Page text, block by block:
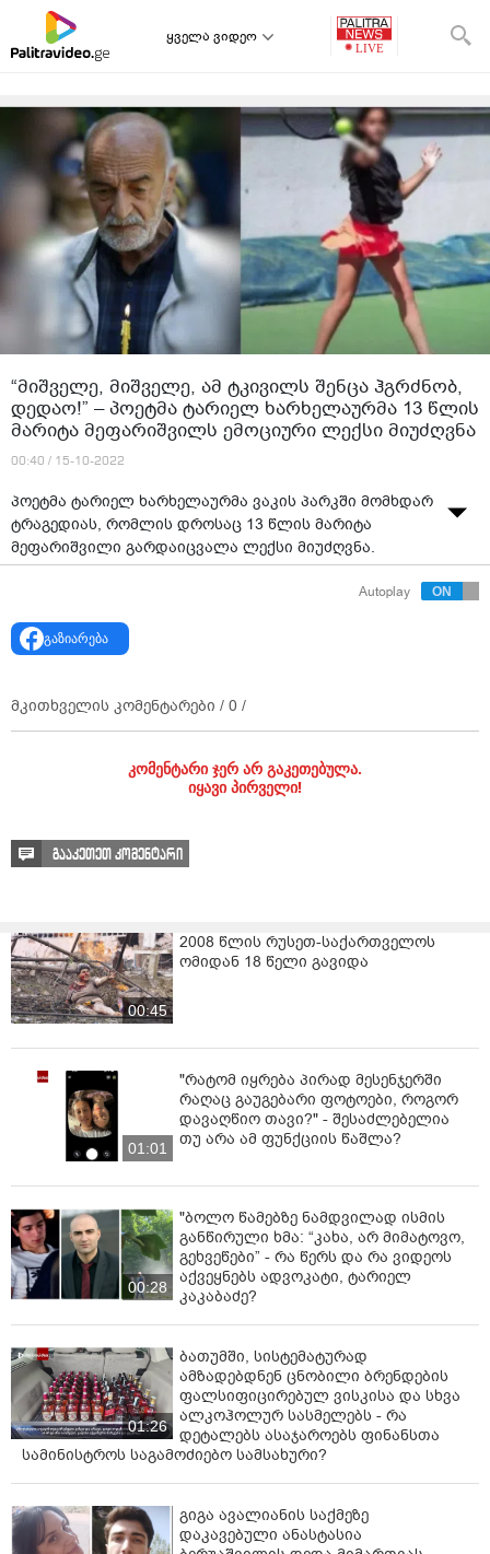
ყველა ვიდეო
“მიშველე, მიშველე, ამ ტკივილს შენცა ჰგრძნობ,
დედაო!” – პოეტმა ტარიელ ხარხელაურმა 13 წლის
მარიტა მეფარიშვილს ემოციური ლექსი მიუძღვნა
00:40 / 15-10-2022
პოეტმა ტარიელ ხარხელაურმა ვაკის პარკში მომხდარ
ტრაგედიას, რომლის დროსაც 13 წლის მარიტა
მეფარიშვილი გარდაიცვალა ლექსი მიუძღვნა.
იქნება მაკმარო
რაც მინდა, ვერ მომცემს სამყარო,
ჩამოვრჩი ქარების ნაკვალევს,
მაკმარე,
მაკმარე,
მაკმარე, დედაო, მარიამ!
(შემინდე – ამდენს რომ ვბედავო),
მიშველე,
მიშველე,
ამ ტკივილს შენცა ჰგრძნობ, დედაო!
მაკმარე თრთოლვა და კანკალი
ვითხოვე, ვერ მომცა სამყარომ –
მჭირდება, დედაო,
მჭირდება…
გავშიშვლდი, ნიღბები დავყარე,
ვირღვევი, სხეულში ბზარია,
Autoplay
გაზიარება
მკითხველის კომენტარები / 0 /
კომენტარი ჯერ არ გაკეთებულა.
იყავი პირველი!
გააკეთეთ კომენტარი
00:45
2008 წლის რუსეთ-საქართველოს
ომიდან 18 წელი გავიდა
01:01
"რატომ იყრება პირად მესენჯერში
რაღაც გაუგებარი ფოტოები, როგორ
დავაღწიო თავი?" - შესაძლებელია
თუ არა ამ ფუნქციის წაშლა?
00:28
"ბოლო წამებზე ნამდვილად ისმის
განწირული ხმა: “კახა, არ მიმატოვო,
გეხვეწები” - რა წერს და რა ვიდეოს
აქვეყნებს ადვოკატი, ტარიელ
კაკაბაძე?
01:26
ბათუმში, სისტემატურად
ამზადებდნენ ცნობილი ბრენდების
ფალსიფიცირებულ ვისკისა და სხვა
ალკოჰოლურ სასმელებს - რა
დეტალებს ასაჯაროებს ფინანსთა
სამინისტროს საგამოძიებო სამსახური?
გიგა ავალიანის საქმეზე
დაკავებული ანასტასია